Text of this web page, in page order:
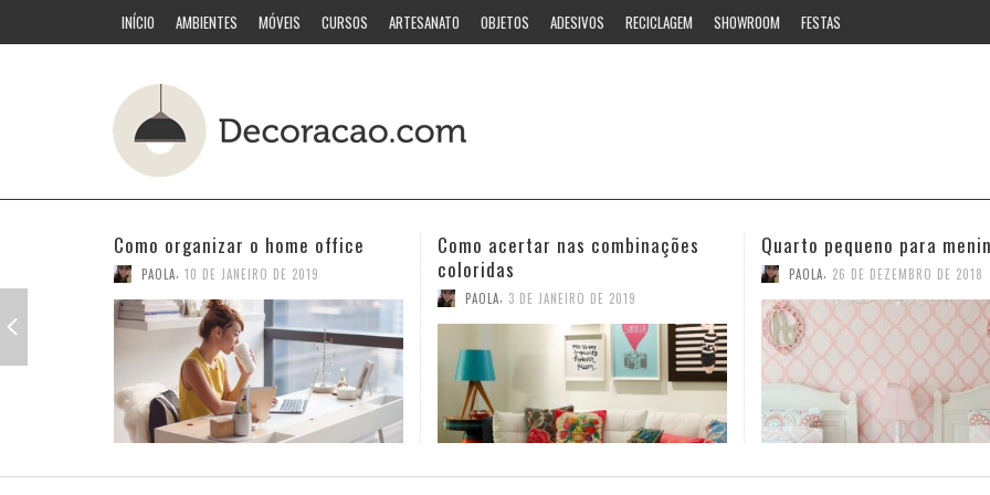
INÍCIO AMBIENTES MÓVEIS CURSOS ARTESANATO OBJETOS ADESIVOS RECICLAGEM SHOWROOM FESTAS
Como acertar nas combinações
coloridas
PAOLA, 3 DE JANEIRO DE 2019
Quarto pequeno para meninas
PAOLA, 26 DE DEZEMBRO DE 2018
Ideias estilosas para o
PAOLA 12 DE NOVEMBRO DE 2018